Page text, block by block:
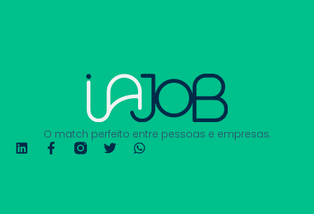
O match perfeito entre pessoas e empresas.